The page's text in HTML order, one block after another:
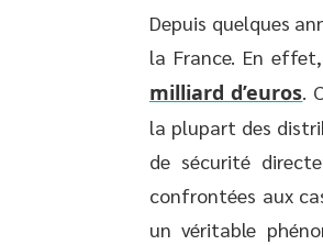
Depuis quelques
la France. En
milliard d’euros
la plupart des
de sécurité
confrontées aux
un véritable